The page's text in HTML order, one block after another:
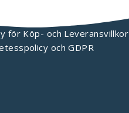
för Köp- och Leveransvillkor
och GDPR